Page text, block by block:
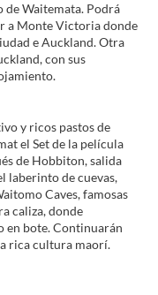
de Waitemata. Podrá
a Monte Victoria donde
e Auckland. Otra
con sus
y ricos pastos de
el Set de la película
de Hobbiton, salida
laberinto de cuevas,
Caves, famosas
caliza, donde
en bote. Continuarán
rica cultura maorí.